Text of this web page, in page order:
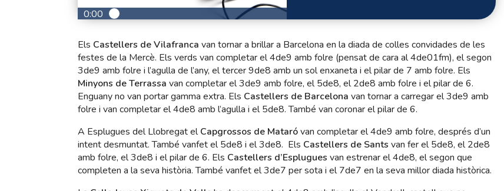
0:00
Els Castellers de Vilafranca van tornar a brillar a Barcelona en la diada de colles convidades de les
festes de la Mercè. Els verds van completar el 4de9 amb folre (pensat de cara al 4de01fm), el segon
3de9 amb folre i l’agulla de l’any, el tercer 9de8 amb un sol enxaneta i el pilar de 7 amb folre. Els
Minyons de Terrassa van completar el 3de9 amb folre, el 5de8, el 2de8 amb folre i el pilar de 6.
Enguany no van portar gamma extra. Els Castellers de Barcelona van tornar a carregar el 3de9 amb
folre i van completar el 4de8 amb l’agulla i el 5de8. També van coronar el pilar de 6.
A Esplugues del Llobregat elCapgrossos de Mataróvan completar el 4de9 amb folre, després d’un
intent desmuntat. També vanfet el 5de8 i el 3de8. Els Castellers de Sants van fer el 5de8, el 2de8
amb folre, el 3de8 i el pilar de 6. Els Castellers d’Esplugues van estrenar el 4de8, el segon que
completen a la seva història. També vanfet el 3de7 per sota i el 7de7 en la seva millor diada històrica.